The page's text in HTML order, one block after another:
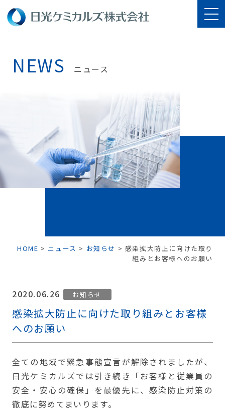
NEWS ニュース
HOME > ニュース > お知らせ > 感染拡大防止に向けた取り
組みとお客様へのお願い
2020.06.26 お知らせ
感染拡大防止に向けた取り組みとお客様
へのお願い
全ての地域で緊急事態宣言が解除されましたが、
日光ケミカルズでは引き続き「お客様と従業員の
安全・安心の確保」を最優先に、感染防止対策の
徹底に努めてまいります。